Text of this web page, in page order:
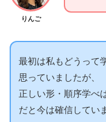
りんご
最初は私もどうって
思っていましたが、
正しい形・順序学べ
だと今は確信してい